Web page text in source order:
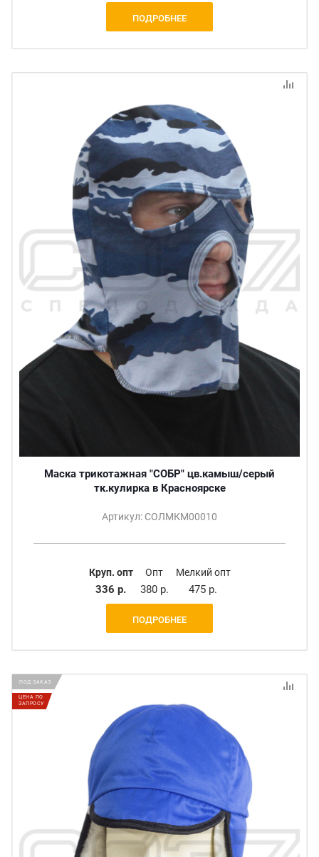
ПОДРОБНЕЕ
Маска трикотажная "СОБР" цв.камыш/серый
тк.кулирка в Красноярске
Артикул: СОЛМКМ00010
Круп. опт
336 р.
Опт
380 р.
Мелкий опт
475 р.
ПОДРОБНЕЕ
ПОД ЗАКАЗ
ЦЕНА ПО
ЗАПРОСУ